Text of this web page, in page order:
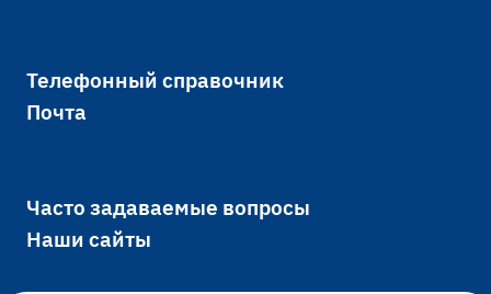
Телефонный справочник
Почта
Часто задаваемые вопросы
Наши сайты